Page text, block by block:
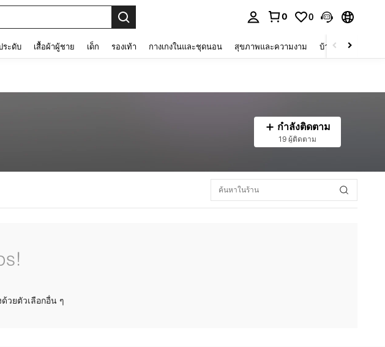
0 0
ระดับ เสื้อผ้าผู้ชาย เด็ก รองเท้า กางเกงในและชุดนอน สุขภาพและความงาม บ้านและที่อยู่อาศัย
กำลังติดตาม
19 ผู้ติดตาม
วยตัวเลือกอื่น ๆ